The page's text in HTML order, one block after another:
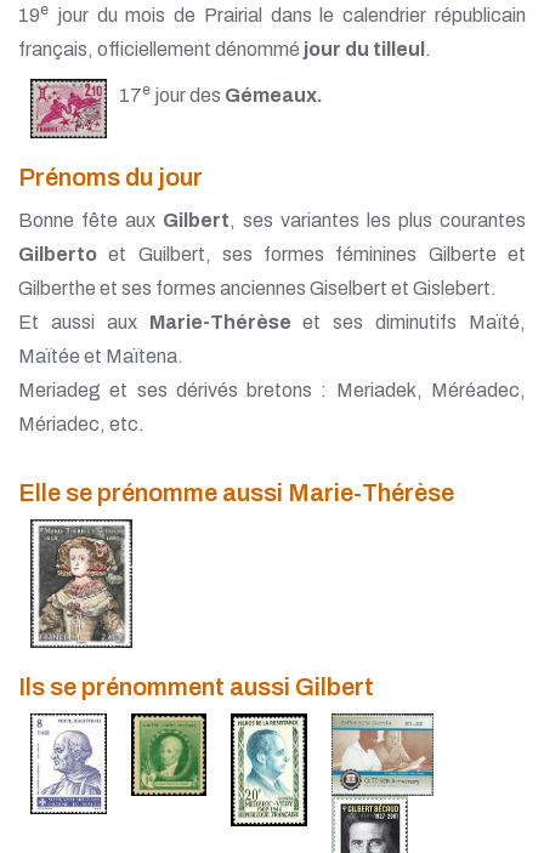
19e jour du mois de Prairial dans le calendrier républicain
français, officiellement dénommé jour du tilleul .
17ejour des Gémeaux.
Prénoms du jour
Bonne fête aux Gilbert, ses variantes les plus courantes
Gilberto et Guilbert, ses formes féminines Gilberte et
Gilberthe et ses formes anciennes Giselbert et Gislebert.
Et aussi aux Marie-Thérèse et ses diminutifs Maïté,
Maïtée et Maïtena.
Meriadeg et ses dérivés bretons : Meriadek, Méréadec,
Mériadec, etc.
Elle se prénomme aussi Marie-Thérèse
Ils se prénomment aussi Gilbert